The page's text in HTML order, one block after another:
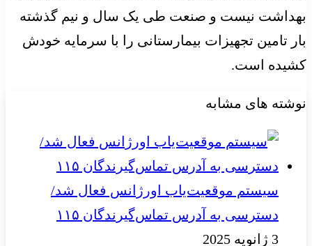
بهداشت نیست و صنعت طی یک سال و نیم گذشته
بار تامین تجهیزات بیمارستانی را با سرمایه خودش
کشیده است.
نوشته های مشابه
سیستم موقعیت‌یاب اورژانس فعال شد/
دسترسی به آدرس تماس‌گیرندگان ۱۱۵
3 ژانویه 2025